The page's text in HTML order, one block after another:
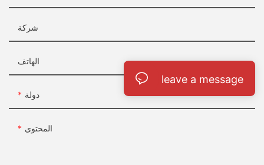
شركة
الهاتف
دولة
المحتوى
leave a message